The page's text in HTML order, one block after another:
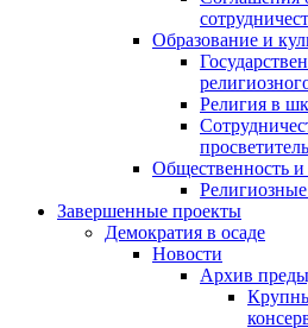
Образование и
Религия в
Общественность
Завершенные проекты
Демократия в осаде
Новости
Архив